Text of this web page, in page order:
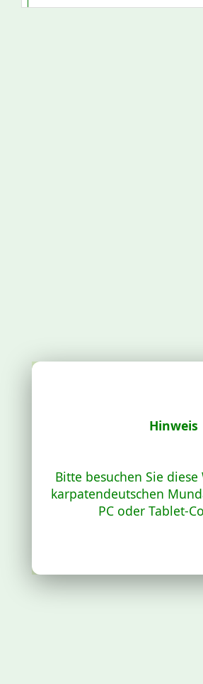
Hinweis
Bitte besuchen Sie
karpatendeutschen
PC oder Tablet-